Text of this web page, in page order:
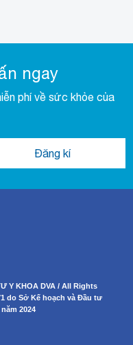
ngay
phí về sức khỏe của
Y KHOA DVA / All Rights
do Sở Kế hoạch và Đầu tư
2024